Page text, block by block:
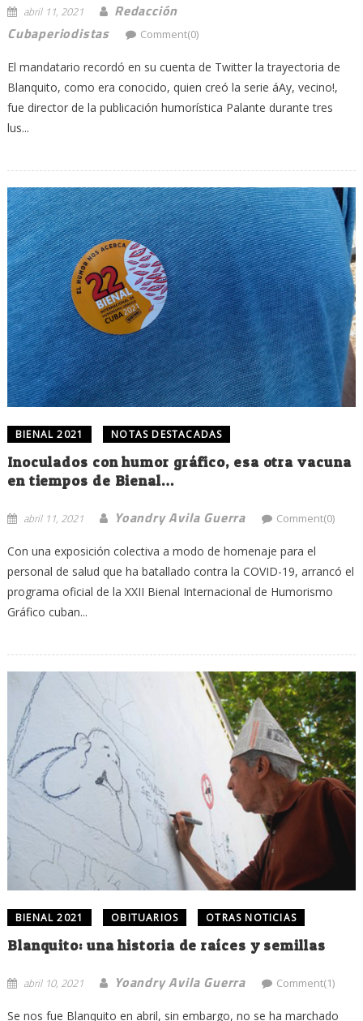
abril 11, 2021
Redacción
Cubaperiodistas
Comment(0)
El mandatario recordó en su cuenta de Twitter la trayectoria de
Blanquito, como era conocido, quien creó la serie áAy, vecino!,
fue director de la publicación humorística Palante durante tres
lus...
BIENAL 2021 NOTAS DESTACADAS
Inoculados con humor gráfico, esa otra vacuna
en tiempos de Bienal…
abril 11, 2021 Yoandry Avila Guerra Comment(0)
Con una exposición colectiva a modo de homenaje para el
personal de salud que ha batallado contra la COVID-19, arrancó el
programa oficial de la XXII Bienal Internacional de Humorismo
Gráfico cuban...
BIENAL 2021 OBITUARIOS OTRAS NOTICIAS
Blanquito: una historia de raíces y semillas
abril 10, 2021 Yoandry Avila Guerra Comment(1)
Se nos fue Blanquito en abril, sin embargo, no se ha marchado